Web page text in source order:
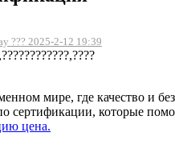
??? 2025-2-12 19:39
мире, где качество и
сертификации, которые
цена.